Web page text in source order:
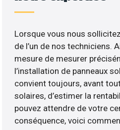
Lorsque vous nous
de l’un de nos techniciens.
mesure de mesurer
l’installation de panneaux
convient toujours, avant
solaires, d’estimer la
pouvez attendre de votre
conséquence, voici